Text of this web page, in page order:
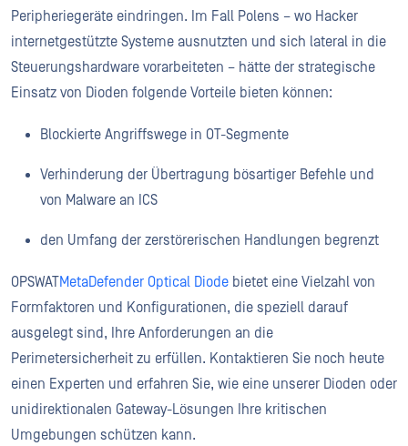
Peripheriegeräte eindringen. Im Fall Polens – wo Hacker
internetgestützte Systeme ausnutzten und sich lateral in die
Steuerungshardware vorarbeiteten – hätte der strategische
Einsatz von Dioden folgende Vorteile bieten können:
Blockierte Angriffswege in OT-Segmente
Verhinderung der Übertragung bösartiger Befehle und
von Malware an ICS
den Umfang der zerstörerischen Handlungen begrenzt
OPSWATMetaDefender Optical Diode bietet eine Vielzahl von
Formfaktoren und Konfigurationen, die speziell darauf
ausgelegt sind, Ihre Anforderungen an die
Perimetersicherheit zu erfüllen. Kontaktieren Sie noch heute
einen Experten und erfahren Sie, wie eine unserer Dioden oder
unidirektionalen Gateway-Lösungen Ihre kritischen
Umgebungen schützen kann.